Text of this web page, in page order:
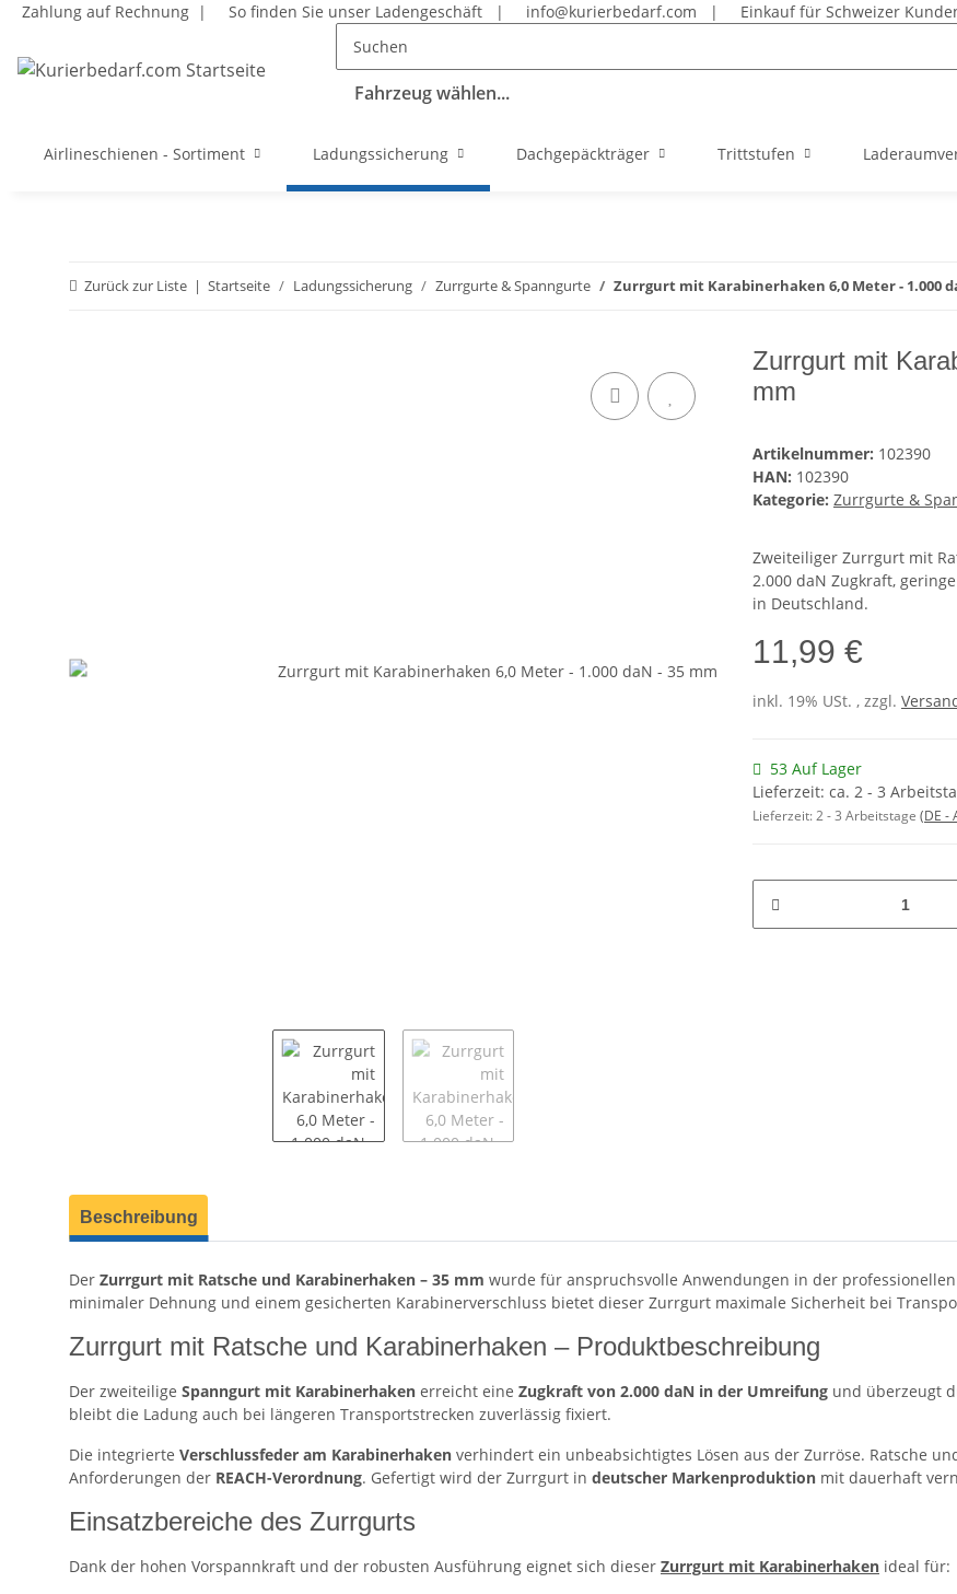
Zahlung auf Rechnung | So finden Sie unser Ladengeschäft | info@kurierbedarf.com | Einkauf für Schweizer
Fahrzeug wählen...
Airlineschienen - Sortiment Ladungssicherung Dachgepäckträger Trittstufen
Zurück zur Liste Startseite Ladungssicherung Zurrgurte & Spanngurte Zurrgurt mit Karabinerhaken 6,0 Meter - 1.000
Zurrgurt mit
mm
Artikelnummer: 102390
HAN: 102390
Kategorie: Zurrgurte &
Zweiteiliger Zurrgurt mit
2.000 daN Zugkraft,
in Deutschland.
11,99 €
inkl. 19% USt. , zzgl.
53 Auf Lager
Lieferzeit: ca. 2 - 3
Lieferzeit:2 - 3 Arbeitstage (DE -
weitere Registerkarten anzeigen
Beschreibung
Der Zurrgurt mit Ratsche und Karabinerhaken – 35 mm wurde für anspruchsvolle Anwendungen in der
minimaler Dehnung und einem gesicherten Karabinerverschluss bietet dieser Zurrgurt maximale Sicherheit bei
Zurrgurt mit Ratsche und Karabinerhaken – Produktbeschreibung
Der zweiteilige Spanngurt mit Karabinerhaken erreicht eine Zugkraft von 2.000 daN in der Umreifung und überzeugt
bleibt die Ladung auch bei längeren Transportstrecken zuverlässig fixiert.
Die integrierte Verschlussfeder am Karabinerhaken verhindert ein unbeabsichtigtes Lösen aus der Zurröse. Ratsche
Anforderungen der REACH-Verordnung. Gefertigt wird der Zurrgurt in deutscher Markenproduktion mit dauerhaft
Einsatzbereiche des Zurrgurts
Dank der hohen Vorspannkraft und der robusten Ausführung eignet sich dieser Zurrgurt mit Karabinerhaken ideal für: